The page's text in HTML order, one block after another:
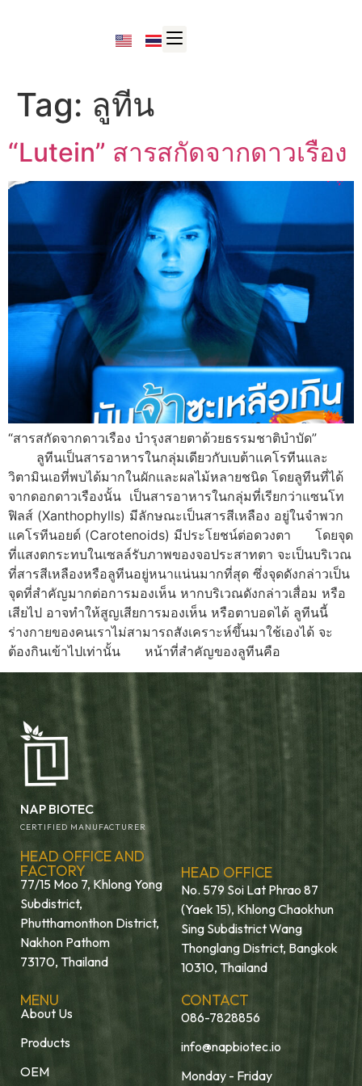
Tag: ลูทีน
“Lutein” สารสกัดจากดาวเรือง
“สารสกัดจากดาวเรือง บำรุงสายตาด้วยธรรมชาติบำบัด”
ลูทีนเป็นสารอาหารในกลุ่มเดียวกับเบต้าแคโรทีนและ
วิตามินเอที่พบได้มากในผักและผลไม้หลายชนิด โดยลูทีนที่ได้
จากดอกดาวเรืองนั้น เป็นสารอาหารในกลุ่มที่เรียกว่าแซนโท
ฟิลส์ (Xanthophylls) มีลักษณะเป็นสารสีเหลือง อยู่ในจำพวก
แคโรทีนอยด์ (Carotenoids) มีประโยชน์ต่อดวงตา โดยจุด
ที่แสงตกระทบในเซลล์รับภาพของจอประสาทตา จะเป็นบริเวณ
ที่สารสีเหลืองหรือลูทีนอยู่หนาแน่นมากที่สุด ซึ่งจุดดังกล่าวเป็น
จุดที่สำคัญมากต่อการมองเห็น หากบริเวณดังกล่าวเสื่อม หรือ
เสียไป อาจทำให้สูญเสียการมองเห็น หรือตาบอดได้ ลูทีนนี้
ร่างกายของคนเราไม่สามารถสังเคราะห์ขึ้นมาใช้เองได้ จะ
ต้องกินเข้าไปเท่านั้น หน้าที่สำคัญของลูทีนคือ
NAP BIOTEC
CERTIFIED MANUFACTURER
HEAD OFFICE AND
FACTORY
77/15 Moo 7, Khlong Yong
Subdistrict,
Phutthamonthon District,
Nakhon Pathom
73170, Thailand
HEAD OFFICE
No. 579 Soi Lat Phrao 87
(Yaek 15), Khlong Chaokhun
Sing Subdistrict Wang
Thonglang District, Bangkok
10310, Thailand
MENU
About Us
Products
OEM
CONTACT
086-7828856
info@napbiotec.io
Monday - Friday